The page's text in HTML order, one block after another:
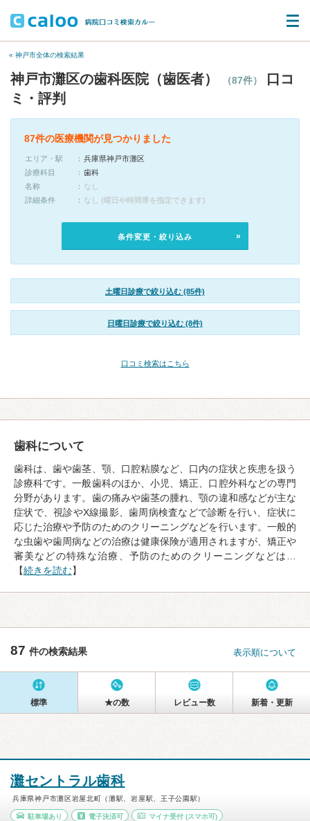
« 神戸市全体の検索結果
神戸市灘区の歯科医院（歯医者） （87件）
口コ
ミ・評判
87件の医療機関が見つかりました
エリア・駅
兵庫県神戸市灘区
診療科目
歯科
名称
なし
詳細条件
なし (曜日や時間帯を指定できます)
条件変更・絞り込み
土曜日診療で絞り込む (85件)
日曜日診療で絞り込む (8件)
口コミ検索はこちら
歯科について
歯科は、歯や歯茎、顎、口腔粘膜など、口内の症状と疾患を扱う
診療科です。一般歯科のほか、小児、矯正、口腔外科などの専門
分野があります。歯の痛みや歯茎の腫れ、顎の違和感などが主な
症状で、視診やX線撮影、歯周病検査などで診断を行い、症状に
応じた治療や予防のためのクリーニングなどを行います。一般的
な虫歯や歯周病などの治療は健康保険が適用されますが、矯正や
審美などの特殊な治療、予防のためのクリーニングなどは…
【続きを読む】
87 件の検索結果 表示順について
標準 ★の数 レビュー数 新着・更新
灘セントラル歯科
兵庫県神戸市灘区岩屋北町（灘駅、岩屋駅、王子公園駅）
駐車場あり 電子決済可 マイナ受付 (スマホ可)